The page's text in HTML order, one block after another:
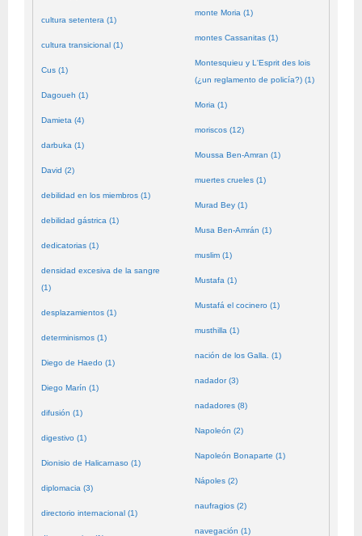
cultura setentera (1)
cultura transicional (1)
Cus (1)
Dagoueh (1)
Damieta (4)
darbuka (1)
David (2)
debilidad en los miembros (1)
debilidad gástrica (1)
dedicatorias (1)
densidad excesiva de la sangre
(1)
desplazamientos (1)
determinismos (1)
Diego de Haedo (1)
Diego Marín (1)
difusión (1)
digestivo (1)
Dionisio de Halicarnaso (1)
diplomacia (3)
directorio internacional (1)
monte Moria (1)
montes Cassanitas (1)
Montesquieu y L'Esprit des lois
(¿un reglamento de policía?) (1)
Moria (1)
moriscos (12)
Moussa Ben-Amran (1)
muertes crueles (1)
Murad Bey (1)
Musa Ben-Amrán (1)
muslim (1)
Mustafa (1)
Mustafá el cocinero (1)
musthilla (1)
nación de los Galla. (1)
nadador (3)
nadadores (8)
Napoleón (2)
Napoleón Bonaparte (1)
Nápoles (2)
naufragios (2)
navegación (1)